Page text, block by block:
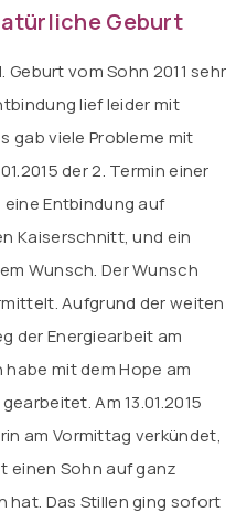
Geburt
vom Sohn 2011 sehr
lief leider mit
gab viele Probleme mit
der 2. Termin einer
Entbindung auf
Kaiserschnitt, und ein
Wunsch. Der Wunsch
Aufgrund der weiten
der Energiearbeit am
mit dem Hope am
Am 13.01.2015
am Vormittag verkündet,
einen Sohn auf ganz
hat. Das Stillen ging sofort